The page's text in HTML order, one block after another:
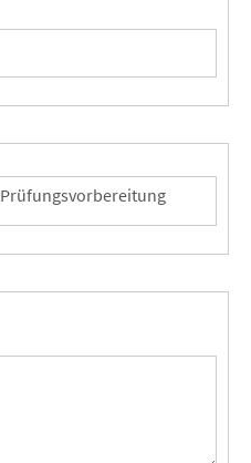
Prüfungsvorbereitung